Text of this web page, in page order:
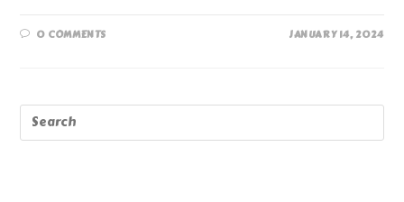
0 COMMENTS JANUARY 14, 2024